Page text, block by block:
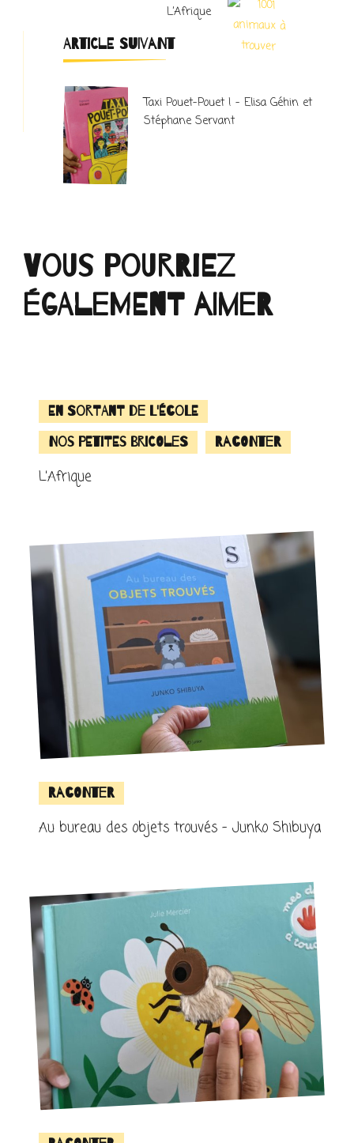
L’Afrique
ARTICLE SUIVANT
Taxi Pouet-Pouet ! – Elisa Géhin et
Stéphane Servant
Vous pourriez
également aimer
En sortant de l'école
Nos petites bricoles
Raconter
L’Afrique
Raconter
Au bureau des objets trouvés – Junko Shibuya